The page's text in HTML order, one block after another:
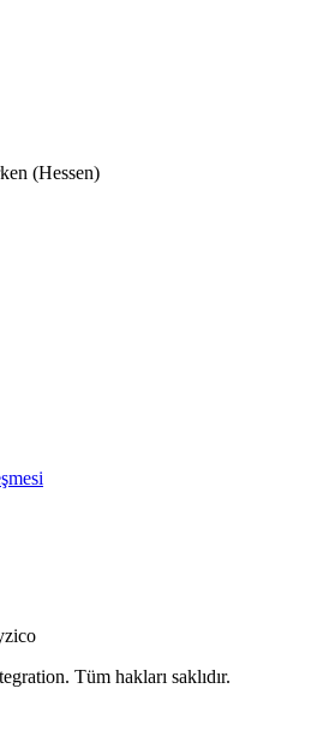
(Hessen)
Tüm hakları saklıdır.